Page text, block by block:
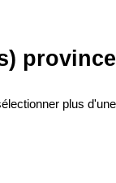
plus